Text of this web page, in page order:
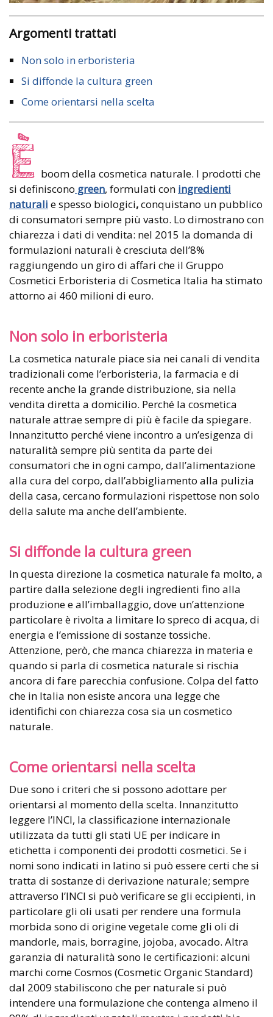
Argomenti trattati
Non solo in erboristeria
Si diffonde la cultura green
Come orientarsi nella scelta
È boom della cosmetica naturale. I prodotti che
si definiscono green, formulati con ingredienti
naturali e spesso biologici,conquistano un pubblico
di consumatori sempre più vasto. Lo dimostrano con
chiarezza i dati di vendita: nel 2015 la domanda di
formulazioni naturali è cresciuta dell’8%
raggiungendo un giro di affari che il Gruppo
Cosmetici Erboristeria di Cosmetica Italia ha stimato
attorno ai 460 milioni di euro.
Non solo in erboristeria
La cosmetica naturale piace sia nei canali di vendita
tradizionali come l’erboristeria, la farmacia e di
recente anche la grande distribuzione, sia nella
vendita diretta a domicilio. Perché la cosmetica
naturale attrae sempre di più è facile da spiegare.
Innanzitutto perché viene incontro a un’esigenza di
naturalità sempre più sentita da parte dei
consumatori che in ogni campo, dall’alimentazione
alla cura del corpo, dall’abbigliamento alla pulizia
della casa, cercano formulazioni rispettose non solo
della salute ma anche dell’ambiente.
Si diffonde la cultura green
In questa direzione la cosmetica naturale fa molto, a
partire dalla selezione degli ingredienti fino alla
produzione e all’imballaggio, dove un’attenzione
particolare è rivolta a limitare lo spreco di acqua, di
energia e l’emissione di sostanze tossiche.
Attenzione, però, che manca chiarezza in materia e
quando si parla di cosmetica naturale si rischia
ancora di fare parecchia confusione. Colpa del fatto
che in Italia non esiste ancora una legge che
identifichi con chiarezza cosa sia un cosmetico
naturale.
Come orientarsi nella scelta
Due sono i criteri che si possono adottare per
orientarsi al momento della scelta. Innanzitutto
leggere l’INCI, la classificazione internazionale
utilizzata da tutti gli stati UE per indicare in
etichetta i componenti dei prodotti cosmetici. Se i
nomi sono indicati in latino si può essere certi che si
tratta di sostanze di derivazione naturale; sempre
attraverso l’INCI si può verificare se gli eccipienti, in
particolare gli oli usati per rendere una formula
morbida sono di origine vegetale come gli oli di
mandorle, mais, borragine, jojoba, avocado. Altra
garanzia di naturalità sono le certificazioni: alcuni
marchi come Cosmos (Cosmetic Organic Standard)
dal 2009 stabiliscono che per naturale si può
intendere una formulazione che contenga almeno il